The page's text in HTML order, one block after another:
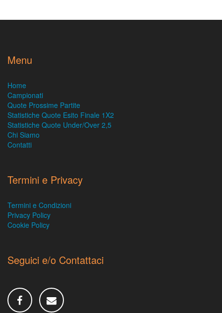
Menu
Home
Campionati
Quote Prossime Partite
Statistiche Quote Esito Finale 1X2
Statistiche Quote Under/Over 2,5
Chi Siamo
Contatti
Termini e Privacy
Termini e Condizioni
Privacy Policy
Cookie Policy
Seguici e/o Contattaci